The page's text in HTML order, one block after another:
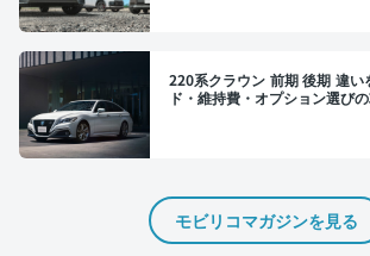
220系クラウン 前期 後期 違
ド・維持費・オプション選び
モビリコマガジンを見る